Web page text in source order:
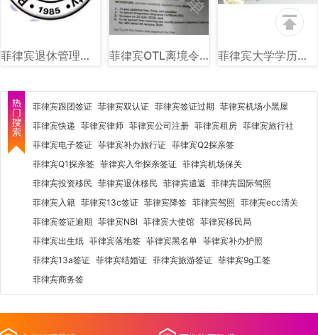
菲律宾退休管理局（PRA）图文详解 菲律宾OTL离境令图片样式讲解 菲律宾大学学历图片样式讲解
菲律宾跟团签证 菲律宾双认证 菲律宾签证过期 菲律宾机场小黑屋
菲律宾快递 菲律宾律师 菲律宾公司注册 菲律宾租房 菲律宾旅行社
菲律宾电子签证 菲律宾补办旅行证 菲律宾Q2探亲签
菲律宾Q1探亲签 菲律宾入华探亲签证 菲律宾机场保关
菲律宾投资移民 菲律宾退休移民 菲律宾遣返
菲律宾国际驾照
菲律宾入籍 菲律宾13c签证 菲律宾降签 菲律宾驾照 菲律宾ecc清关
菲律宾签证逾期 菲律宾NBI 菲律宾大使馆 菲律宾移民局
菲律宾出生纸 菲律宾落地签 菲律宾黑名单 菲律宾补办护照
菲律宾13a签证 菲律宾结婚证 菲律宾旅游签证 菲律宾9g工签
菲律宾商务签